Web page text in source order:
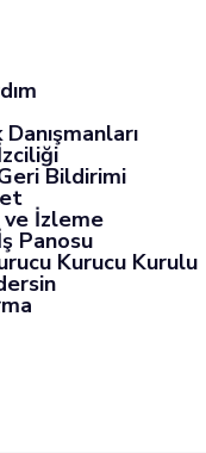
Bildirimi
İzleme
Panosu
Kurucu Kurulu